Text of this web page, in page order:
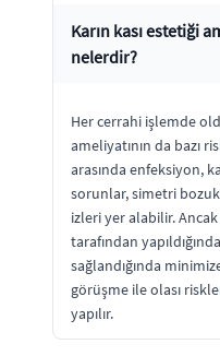
Karın kası estetiği
nelerdir?
Her cerrahi işlemde
ameliyatının da bazı
arasında enfeksiyon,
sorunlar, simetri
izleri yer alabilir.
tarafından
sağlandığında
görüşme ile olası
yapılır.